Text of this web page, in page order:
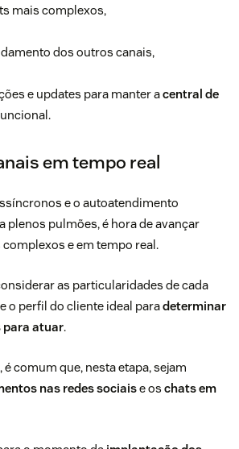
mais complexos,
dos outros canais,
e updates para manter acentral de
em tempo real
e o autoatendimento
plenos pulmões, é hora de avançar
e em tempo real.
as particularidades de cada
o perfil do cliente ideal paradeterminar
para atuar.
comum que, nesta etapa, sejam
nas redes sociaise os chats em